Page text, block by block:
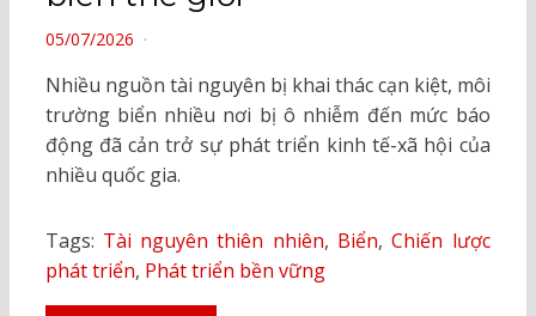
POSTED
05/07/2026
Nhiều nguồn tài nguyên bị khai thác cạn kiệt, môi
trường biển nhiều nơi bị ô nhiễm đến mức báo
động đã cản trở sự phát triển kinh tế-xã hội của
nhiều quốc gia.
Tags: Tài nguyên thiên nhiên, Biển,Chiến lược
phát triển, Phát triển bền vững